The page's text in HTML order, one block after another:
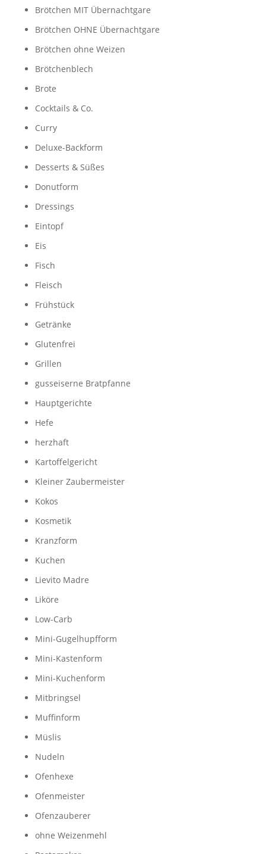
Brötchen MIT Übernachtgare
Brötchen OHNE Übernachtgare
Brötchen ohne Weizen
Brötchenblech
Brote
Cocktails & Co.
Curry
Deluxe-Backform
Desserts & Süßes
Donutform
Dressings
Eintopf
Eis
Fisch
Fleisch
Frühstück
Getränke
Glutenfrei
Grillen
gusseiserne Bratpfanne
Hauptgerichte
Hefe
herzhaft
Kartoffelgericht
Kleiner Zaubermeister
Kokos
Kosmetik
Kranzform
Kuchen
Lievito Madre
Liköre
Low-Carb
Mini-Gugelhupfform
Mini-Kastenform
Mini-Kuchenform
Mitbringsel
Muffinform
Müslis
Nudeln
Ofenhexe
Ofenmeister
Ofenzauberer
ohne Weizenmehl